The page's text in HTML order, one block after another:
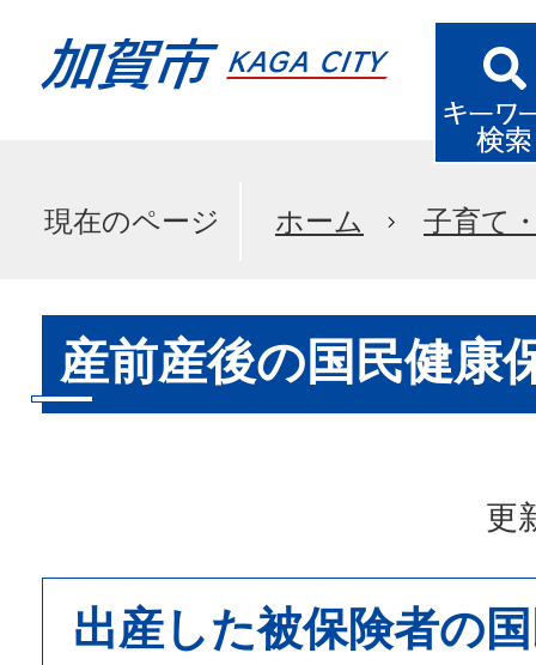
現在のページ ホーム 子育て
産前産後の国民健康
更
出産した被保険者の